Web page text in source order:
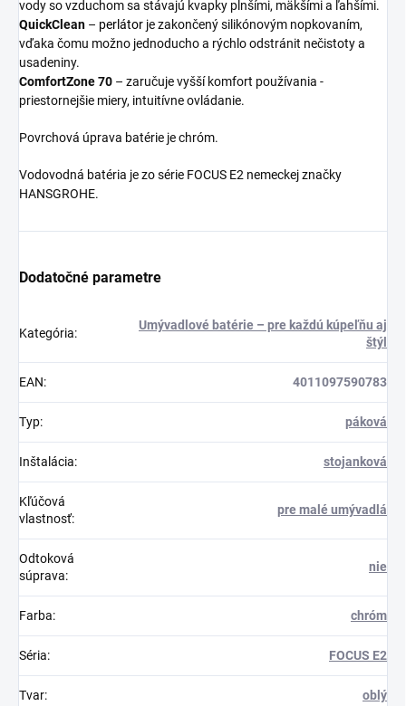
vody so vzduchom sa stávajú kvapky plnšími, mäkšími a ľahšími.
QuickClean – perlátor je zakončený silikónovým nopkovaním,
vďaka čomu možno jednoducho a rýchlo odstránit nečistoty a
usadeniny.
ComfortZone 70 – zaručuje vyšší komfort používania -
priestornejšie miery, intuitívne ovládanie.
Povrchová úprava batérie je chróm.
Vodovodná batéria je zo série FOCUS E2 nemeckej značky
HANSGROHE.
Dodatočné parametre
Kategória:
Umývadlové batérie – pre každú kúpeľňu aj
štýl
EAN: 4011097590783
Typ: páková
Inštalácia: stojanková
Kľúčová
vlastnosť:
pre malé umývadlá
Odtoková
súprava:
nie
Farba: chróm
Séria: FOCUS E2
Tvar: oblý